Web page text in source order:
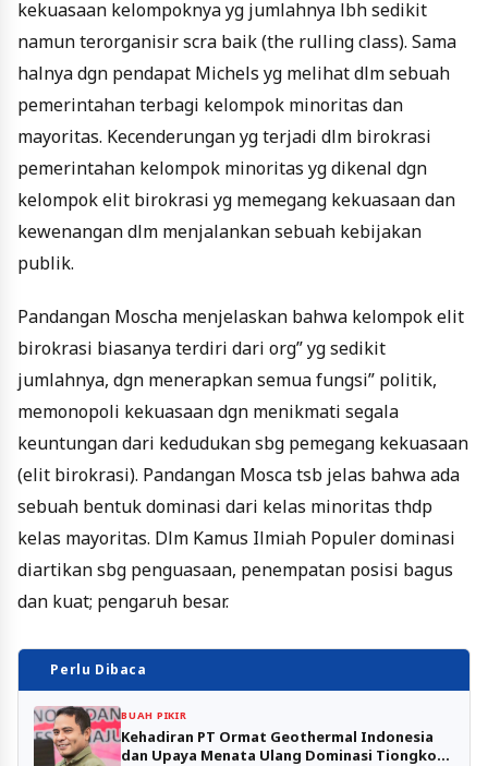
kekuasaan kelompoknya yg jumlahnya lbh sedikit
namun terorganisir scra baik (the rulling class). Sama
halnya dgn pendapat Michels yg melihat dlm sebuah
pemerintahan terbagi kelompok minoritas dan
mayoritas. Kecenderungan yg terjadi dlm birokrasi
pemerintahan kelompok minoritas yg dikenal dgn
kelompok elit birokrasi yg memegang kekuasaan dan
kewenangan dlm menjalankan sebuah kebijakan
publik.
Pandangan Moscha menjelaskan bahwa kelompok elit
birokrasi biasanya terdiri dari org” yg sedikit
jumlahnya, dgn menerapkan semua fungsi” politik,
memonopoli kekuasaan dgn menikmati segala
keuntungan dari kedudukan sbg pemegang kekuasaan
(elit birokrasi). Pandangan Mosca tsb jelas bahwa ada
sebuah bentuk dominasi dari kelas minoritas thdp
kelas mayoritas. Dlm Kamus Ilmiah Populer dominasi
diartikan sbg penguasaan, penempatan posisi bagus
dan kuat; pengaruh besar.
Perlu Dibaca
BUAH PIKIR
Kehadiran PT Ormat Geothermal Indonesia
dan Upaya Menata Ulang Dominasi Tiongkok